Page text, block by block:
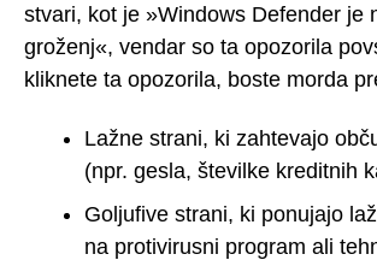
stvari, kot je »Windows Defender je
groženj«, vendar so ta opozorila
kliknete ta opozorila, boste morda
Lažne strani, ki zahtevajo
(npr. gesla, številke kreditnih
Goljufive strani, ki ponujajo
na protivirusni program ali